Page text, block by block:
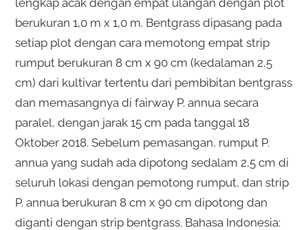
berukuran 1,0 m x 1,0 m. Bentgrass dipasang pada
setiap plot dengan cara memotong empat strip
rumput berukuran 8 cm x 90 cm (kedalaman 2,5
cm) dari kultivar tertentu dari pembibitan bentgrass
dan memasangnya di fairway P. annua secara
paralel, dengan jarak 15 cm pada tanggal 18
Oktober 2018. Sebelum pemasangan, rumput P.
annua yang sudah ada dipotong sedalam 2,5 cm di
seluruh lokasi dengan pemotong rumput, dan strip
P. annua berukuran 8 cm x 90 cm dipotong dan
diganti dengan strip bentgrass. Bahasa Indonesia: